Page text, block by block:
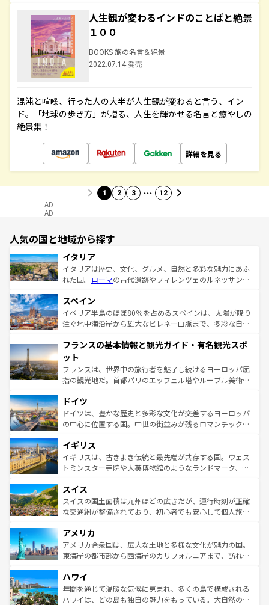
人生観が変わるインドのことばと絶景
１００
BOOKS 旅の名言＆絶景
2022.07.14 発売
混沌と喧噪、行った人の大半が人生観が変わると言う、イン
ド。「地球の歩き方」が贈る、人生を輝かせる名言と癒やしの
絶景集！
詳細を見る
1 2 3 … 12
AD
AD
人気の国と地域から探す
イタリア
イタリアは歴史、文化、グルメ、自然と多彩な魅力にあふ
れた国。 ローマの古代遺跡やフィレンツェのルネッサンス
ろん、トスカーナの美しい田園風景やアマルフィ海岸の絶
景など、自然景観も見逃せない。観光の合間には、本場の
ピザやパスタなど、絶品のイタリア料理を堪能することも
ませてくれるイタリアで、忘れられない旅をしてみよう！
なお、新着のイタリア情報は
しい。
スペイン
イベリア半島のほぼ80％を占めるスペインは、太陽が降り
注ぐ地中海沿岸から雄大なピレネー山脈まで、多彩な自然
文化が根付くこの国では、情熱的なフラメンコ、熱気あふ
れる闘牛、そして美味しいタパスが生活の一部となってい
る。首都マドリードの洗練された雰囲気や、バルセロナの
アートに溢れた街角から、地方では古代ローマ遺跡や中世
せる。地方によって風土や気候が異なるスペインはその個
性で訪れる人を魅了する。 なお、新着のスペイン情報は コ
ンテンツ一覧を参照してほしい。
フランスの基本情報と観光ガイド・有名観光スポ
ット
フランスは、世界中の旅行者を魅了し続けるヨーロッパ屈
指の観光地だ。首都パリのエッフェル塔やルーブル美術館
で、幅広い魅力が詰まっている。華麗な宮殿、歴史的な大
聖堂、美しいビーチ、そして豊かな自然が、訪れる者を心
から魅了する。また、フランスは美食の国としても知ら
いる。シャンパンの発祥地であるランス、プロヴァンスの
香り高いラベンダー畑など、多彩な楽しみ方が可能だ。さ
らに、パリ以外の地域にも魅力が溢れており、どの街角に
れる地方に足を運ぶとそれぞれで全く異なる文化を体験で
きるだろう。 なお、新着のフランス情報はコンテンツ一覧
を参照してほしい。
ドイツ
ドイツは、豊かな歴史と多彩な文化が交差するヨーロッパ
の中心に位置する国。中世の街並みが残るロマンチック街
顔を持つこの国は、どこを歩いても飽きることがない。ベ
ルリンの文化的活気、バイエルン州のアルプスの絶景、そ
してライン川沿いのワイン畑といった風景は必見。ビール
は、お酒好きな人にはぜひ体験してほしい。 なお、新着の
ドイツ情報はコンテンツ一覧を参照してほしい。
イギリス
イギリスは、古きよき伝統と最先端が共存する国。ウェス
トミンスター寺院や大英博物館のようなランドマーク、歴
リアごとに異なる魅力がある。また、優雅なアフタヌーン
ティー、ビール好きにはたまらない英国パブ、サッカー観
戦など、本場だからこそできる体験も豊富。イギリスを旅
ンツ一覧を参照してほしい。
スイス
スイスの国土面積は九州ほどの広さだが、運行時刻が正確
な交通網が整備されており、初心者でも安心して個人旅行
の建物がそのまま残る町や、スイスならではのユニークな
博物館もあり、アルプス観光だけでなく町歩きも満喫する
ことができる。国民の所得が高いため物価も高いが、旅行
ば市内交通費無料で観光を楽しむこともできる。 なお、新
着のスイス情報はコンテンツ一覧 を参照してほしい。
アメリカ
アメリカ合衆国は、広大な土地と多様な文化が魅力の国。
東海岸の都市部から西海岸のカリフォルニアまで、訪れる
のような巨大都市は、観光、ショッピング、エンターテイ
ンメントが詰まった刺激的なスポットだ。一方、アメリカ
西部には大自然が広がり、グランドキャニオンやイエロー
ハワイ
年間を通じて温暖な気候に恵まれ、多くの島で構成される
ハワイは、どの島も独自の魅力をもっている。大自然の神